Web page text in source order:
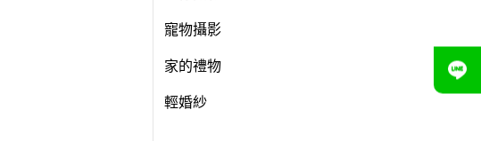
寵物攝影
家的禮物
輕婚紗